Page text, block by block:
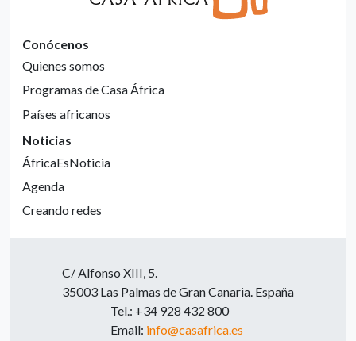
Conócenos
Quienes somos
Programas de Casa África
Países africanos
Noticias
ÁfricaEsNoticia
Agenda
Creando redes
C/ Alfonso XIII, 5.
35003 Las Palmas de Gran Canaria. España
Tel.: +34 928 432 800
Email: info@casafrica.es